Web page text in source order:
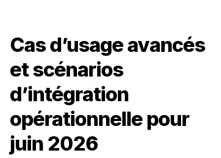
Cas d’usage avancés
et scénarios
d’intégration
opérationnelle pour
juin 2026